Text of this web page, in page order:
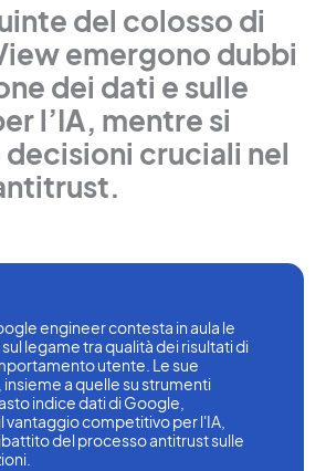
del colosso di
emergono dubbi
dei dati e sulle
l’IA, mentre si
cruciali nel
engineer contesta in aula le
legame tra qualità dei risultati di
utente. Le sue
insieme a quelle su strumenti
indice dati di Google,
vantaggio competitivo per l'IA,
del processo antitrust sulle